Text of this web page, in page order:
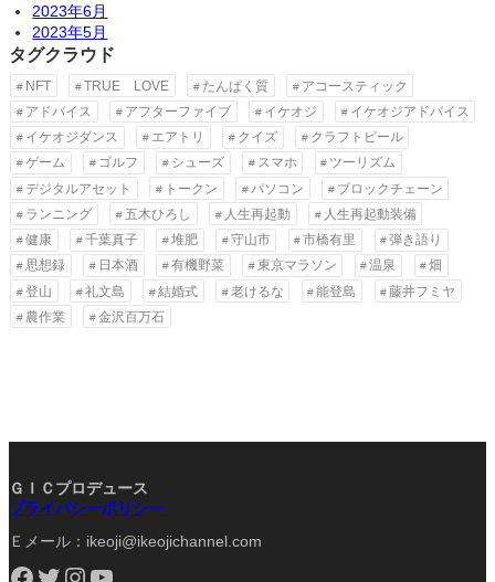
2023年6月
2023年5月
タグクラウド
NFT TRUE LOVE たんぱく質
アコースティック
アドバイス
アフターファイブ イケオジ
イケオジアドバイス
イケオジダンス
エアトリ クイズ
クラフトビール
ゲーム
ゴルフ シューズ スマホ
ツーリズム
デジタルアセット
トークン パソコン
ブロックチェーン
ランニング
五木ひろし 人生再起動
人生再起動装備
健康
千葉真子 堆肥 守山市 市橋有里
弾き語り
思想録
日本酒 有機野菜 東京マラソン 温泉
畑
登山
礼文島 結婚式 老けるな 能登島
藤井フミヤ
農作業
金沢百万石
ＧＩＣプロデュース
プライバシーポリシー
Ｅメール：ikeoji@ikeojichannel.com
Facebook Twitter Instagram YouTube